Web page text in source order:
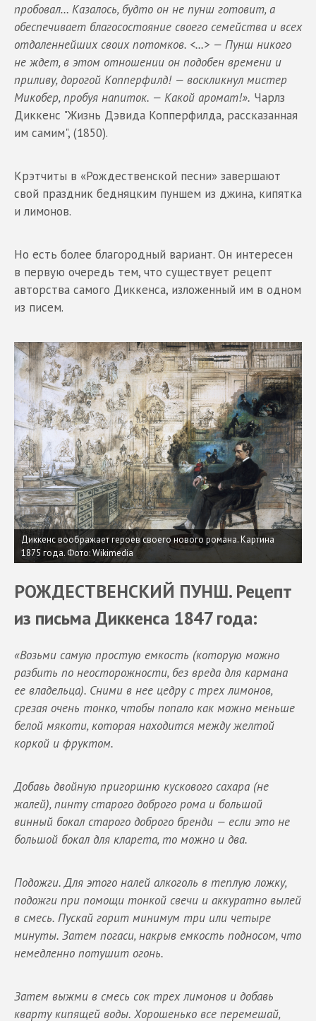
пробовал… Казалось, будто он не пунш готовит, а
обеспечивает благосостояние своего семейства и всех
отдаленнейших своих потомков. <...> — Пунш никого
не ждет, в этом отношении он подобен времени и
приливу, дорогой Копперфилд! — воскликнул мистер
Микобер, пробуя напиток. — Какой аромат!». Чарлз
Диккенс "Жизнь Дэвида Копперфилда, рассказанная
им самим", (1850).
Крэтчиты в «Рождественской песни» завершают
свой праздник бедняцким пуншем из джина, кипятка
и лимонов.
Но есть более благородный вариант. Он интересен
в первую очередь тем, что существует рецепт
авторства самого Диккенса, изложенный им в одном
из писем.
Диккенс воображает героев своего нового романа. Картина
1875 года. Фото: Wikimedia
РОЖДЕСТВЕНСКИЙ ПУНШ. Рецепт
из письма Диккенса 1847 года:
«Возьми самую простую емкость (которую можно
разбить по неосторожности, без вреда для кармана
ее владельца). Сними в нее цедру с трех лимонов,
срезая очень тонко, чтобы попало как можно меньше
белой мякоти, которая находится между желтой
коркой и фруктом.
Добавь двойную пригоршню кускового сахара (не
жалей), пинту старого доброго рома и большой
винный бокал старого доброго бренди — если это не
большой бокал для кларета, то можно и два.
Подожги. Для этого налей алкоголь в теплую ложку,
подожги при помощи тонкой свечи и аккуратно вылей
в смесь. Пускай горит минимум три или четыре
минуты. Затем погаси, накрыв емкость подносом, что
немедленно потушит огонь.
Затем выжми в смесь сок трех лимонов и добавь
кварту кипящей воды. Хорошенько все перемешай,